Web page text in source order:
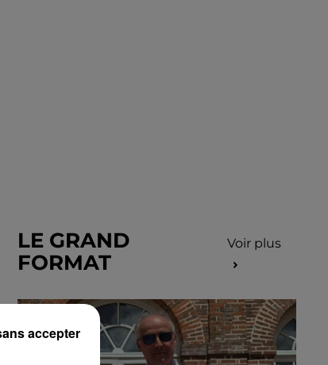
LE GRAND
FORMAT
Voir plus
accepter